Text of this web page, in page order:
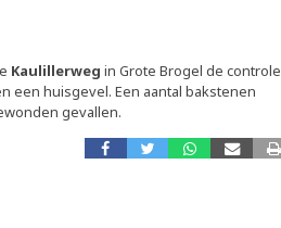
Kaulillerweg in Grote Brogel de controle
een huisgevel. Een aantal bakstenen
gevallen.